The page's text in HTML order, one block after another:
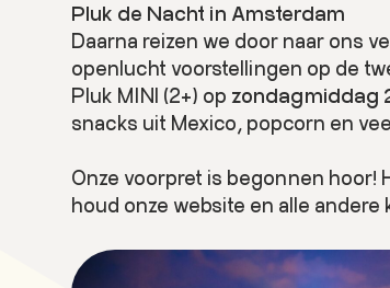
Pluk de Nacht in Amsterdam
Daarna reizen we door naar ons
openlucht voorstellingen op de
Pluk MINI (2+) op zondagmiddag
snacks uit Mexico, popcorn en
Onze voorpret is begonnen hoor!
houd onze website en alle andere